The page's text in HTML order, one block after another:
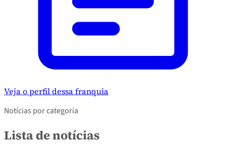
Veja o perfil dessa franquia
Notícias por categoria
Lista de notícias